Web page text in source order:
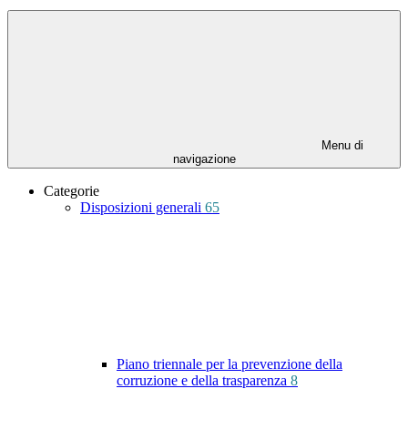
Menu di
navigazione
Categorie
Disposizioni generali 65
Piano triennale per la prevenzione della
corruzione e della trasparenza 8